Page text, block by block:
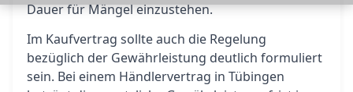
Dauer für Mängel einzustehen.
Im Kaufvertrag sollte auch die Regelung
bezüglich der Gewährleistung deutlich formuliert
sein. Bei einem Händlervertrag in Tübingen